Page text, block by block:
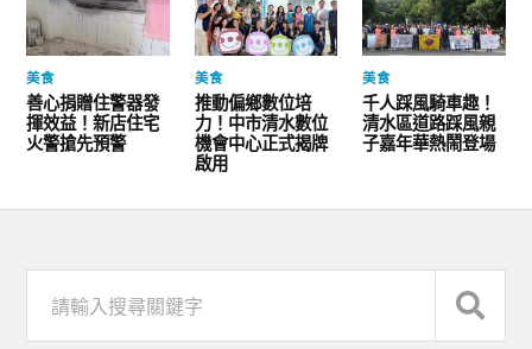
美食
善心捐贈住警器發
揮效益！新店住宅
火警搶先預警
美食
推動偏鄉數位培
力！中市清水數位
機會中心正式揭牌
啟用
美食
千人踩風騎車趣！
清水區道路踩風親
子嘉年華熱鬧登場